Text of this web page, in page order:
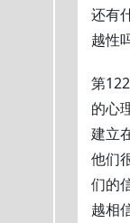
还有
越性
第
的心
建立
他们
们的
越相